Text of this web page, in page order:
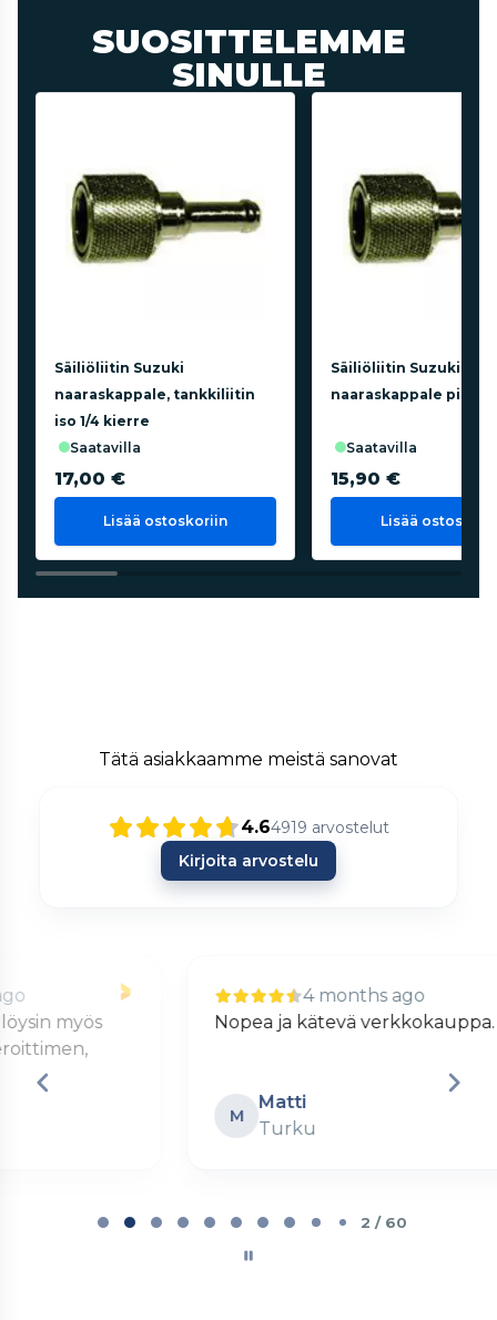
SUOSITTELEMME
SINULLE
Säiliöliitin Suzuki
naaraskappale, tankkiliitin
iso 1/4 kierre
saatavilla
17,00 €
Lisää ostoskoriin
Säiliöliitin Suzuki
naaraskappale pieni
saatavilla
15,90 €
Lisää
Tätä asiakkaamme meistä sanovat
4.64919 arvostelut
Kirjoita arvostelu
4 months ago
Nopea ja kätevä verkkokauppa.
2 / 60